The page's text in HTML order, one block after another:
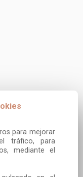
para mejorar
tráfico, para
mediante el